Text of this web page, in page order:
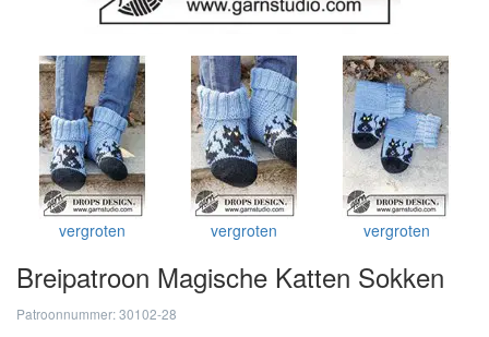
vergroten vergroten vergroten
Breipatroon Magische Katten Sokken
Patroonnummer: 30102-28